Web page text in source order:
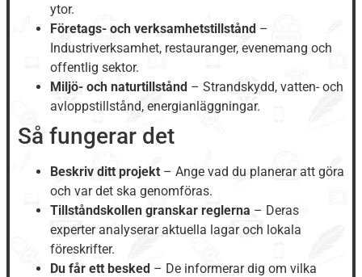
ytor.
Företags- och verksamhetstillstånd –
Industriverksamhet, restauranger, evenemang och
offentlig sektor.
Miljö- och naturtillstånd – Strandskydd, vatten- och
avloppstillstånd, energianläggningar.
Så fungerar det
Beskriv ditt projekt – Ange vad du planerar att göra
och var det ska genomföras.
Tillståndskollen granskar reglerna – Deras
experter analyserar aktuella lagar och lokala
föreskrifter.
Du får ett besked – De informerar dig om vilka